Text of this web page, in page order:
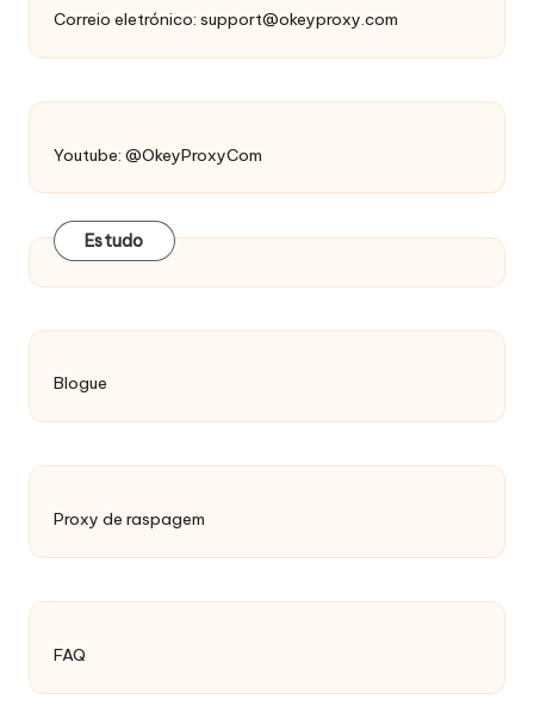
Correio eletrónico: support@okeyproxy.com
Youtube: @OkeyProxyCom
Estudo
Blogue
Proxy de raspagem
FAQ